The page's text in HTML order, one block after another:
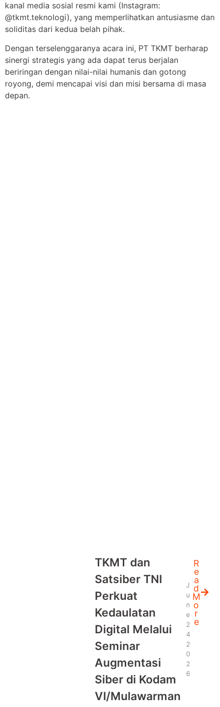
kanal media sosial resmi kami (Instagram:
@tkmt.teknologi), yang memperlihatkan antusiasme dan
soliditas dari kedua belah pihak.
Dengan terselenggaranya acara ini, PT TKMT berharap
sinergi strategis yang ada dapat terus berjalan
beriringan dengan nilai-nilai humanis dan gotong
royong, demi mencapai visi dan misi bersama di masa
depan.
TKMT dan
Satsiber TNI
Perkuat
Kedaulatan
Digital Melalui
Seminar
Augmentasi
Siber di Kodam
VI/Mulawarman
J
u
n
e
2
4
2
0
2
6
R
e
a
d
M
o
r
e